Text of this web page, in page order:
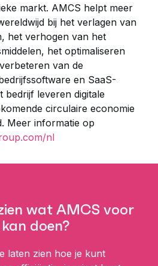
markt. AMCS helpt meer
bij het verlagen van
het verhogen van het
het optimaliseren
van de
en SaaS-
bedrijf leveren digitale
circulaire economie
Meer informatie op
nl
wat AMCS voor
doen?
laten zien hoe je kunt